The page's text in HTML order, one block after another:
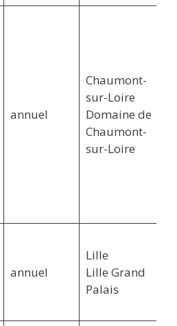
annuel
Chaumont-
sur-Loire
Domaine de
Chaumont-
sur-Loire
annuel
Lille
Lille Grand
Palais